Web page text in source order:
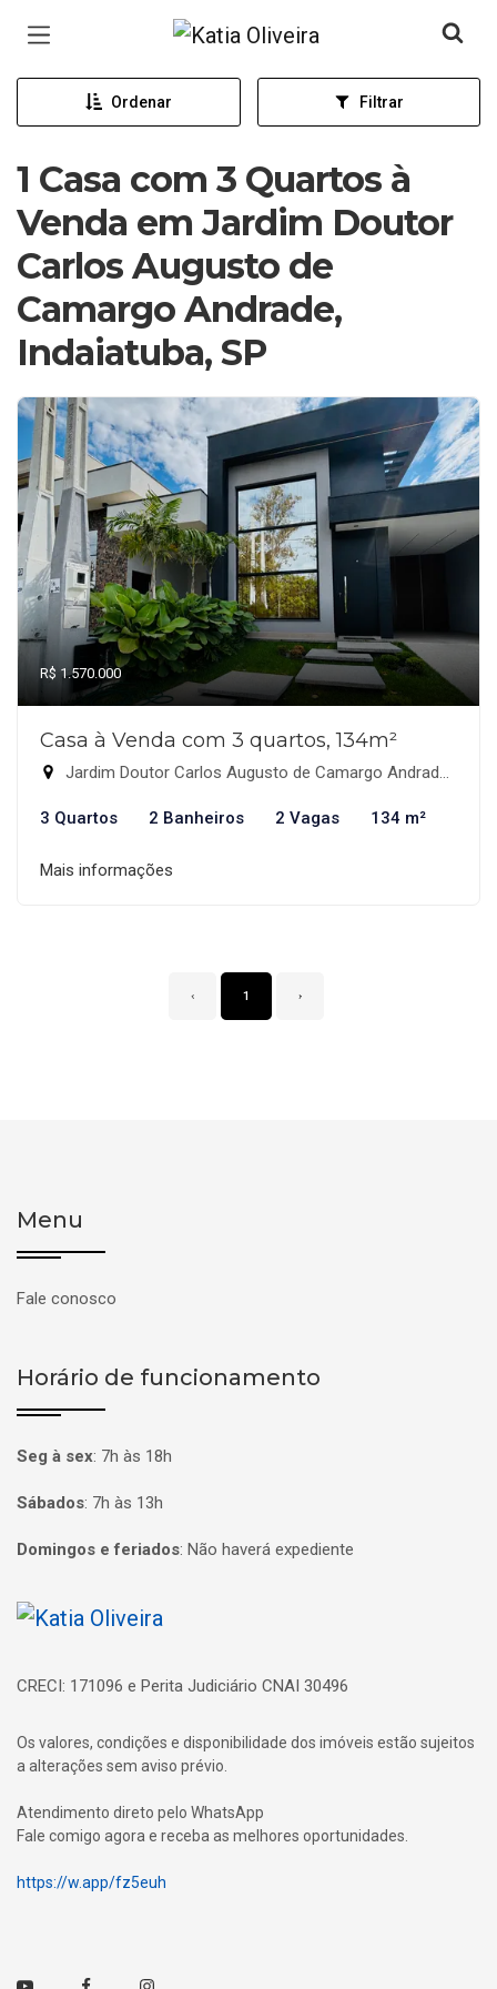
Página inicial
Ordenar Filtrar
1 Casa com 3 Quartos à
Venda em Jardim Doutor
Carlos Augusto de
Camargo Andrade,
Indaiatuba, SP
R$ 1.570.000
Casa à Venda com 3 quartos, 134m²
Jardim Doutor Carlos Augusto de Camargo Andrade, Indaiatuba-SP
3 Quartos 2 Banheiros 2 Vagas 134 m²
Mais informações
‹ 1 ›
Menu
Fale conosco
Horário de funcionamento
Seg à sex: 7h às 18h
Sábados: 7h às 13h
Domingos e feriados: Não haverá expediente
Página inicial
CRECI: 171096 e Perita Judiciário CNAI 30496
Os valores, condições e disponibilidade dos imóveis estão sujeitos
a alterações sem aviso prévio.
Atendimento direto pelo WhatsApp
Fale comigo agora e receba as melhores oportunidades.
https://w.app/fz5euh